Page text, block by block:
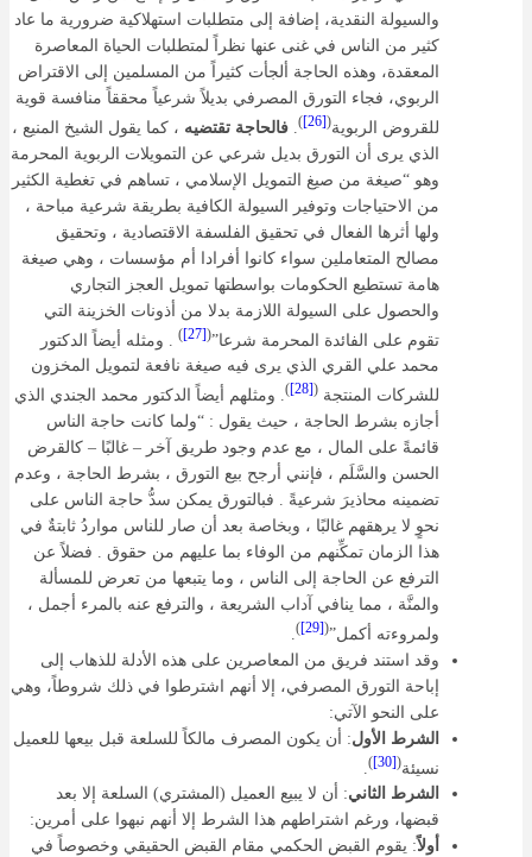
والسيولة النقدية، إضافة إلى متطلبات استهلاكية ضرورية ما عاد
كثير من الناس في غنى عنها نظراً لمتطلبات الحياة المعاصرة
المعقدة، وهذه الحاجة ألجأت كثيراً من المسلمين إلى الاقتراض
الربوي، فجاء التورق المصرفي بديلاً شرعياً محققاً منافسة قوية
للقروض الربوية(
) فالحاجة تقتضيه ، كما يقول الشيخ المنيع ،
الذي يرى أن التورق بديل شرعي عن التمويلات الربوية المحرمة
وهو “صيغة من صيغ التمويل الإسلامي ، تساهم في تغطية الكثير
من الاحتياجات وتوفير السيولة الكافية بطريقة شرعية مباحة ،
ولها أثرها الفعال في تحقيق الفلسفة الاقتصادية ، وتحقيق
مصالح المتعاملين سواء كانوا أفرادا أم مؤسسات ، وهي صيغة
هامة تستطيع الحكومات بواسطتها تمويل العجز التجاري
والحصول على السيولة اللازمة بدلا من أذونات الخزينة التي
تقوم على الفائدة المحرمة شرعا”(
[27]
) . ومثله أيضاً الدكتور
محمد علي القري الذي يرى فيه صيغة نافعة لتمويل المخزون
للشركات المنتجة (
). ومثلهم أيضاً الدكتور محمد الجندي الذي
أجازه بشرط الحاجة ، حيث يقول : “ولما كانت حاجة الناس
قائمةً على المال ، مع عدم وجود طريق آخر – غالبًا – كالقرض
الحسن والسَّلَم ، فإنني أرجح بيع التورق ، بشرط الحاجة ، وعدم
تضمينه محاذيرَ شرعيةً . فبالتورق يمكن سدُّ حاجة الناس على
نحوٍ لا يرهقهم غالبًا ، وبخاصة بعد أن صار للناس مواردُ ثابتةٌ في
هذا الزمان تمكِّنهم من الوفاء بما عليهم من حقوق . فضلاً عن
الترفع عن الحاجة إلى الناس ، وما يتبعها من تعرض للمسألة
والمنَّة ، مما ينافي آداب الشريعة ، والترفع عنه بالمرء أجمل ،
ولمروءته أكمل”(
)
وقد استند فريق من المعاصرين على هذه الأدلة للذهاب إلى
إباحة التورق المصرفي، إلا أنهم اشترطوا في ذلك شروطاً، وهي
على النحو الآتي:
الشرط الأول: أن يكون المصرف مالكاً للسلعة قبل بيعها للعميل
نسيئة(
[30]
)
الشرط الثاني: أن لا يبيع العميل (المشتري) السلعة إلا بعد
قبضها، ورغم اشتراطهم هذا الشرط إلا أنهم نبهوا على أمرين:
أولاً: يقوم القبض الحكمي مقام القبض الحقيقي وخصوصاً في